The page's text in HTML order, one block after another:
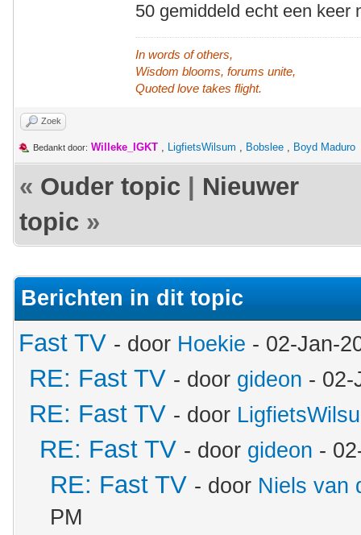
50 gemiddeld echt een keer
In words of others,
Wisdom blooms, forums unite,
Quoted love takes flight.
Zoek
Bedankt door: Willeke_IGKT , LigfietsWilsum , Bobslee , Boyd Maduro
« Ouder topic
Nieuwer
topic »
Berichten in dit topic
Fast TV - door Hoekie - 02-Jan-
RE: Fast TV - door gideon - 02-
RE: Fast TV - door
RE: Fast TV - door gideon -
RE: Fast TV - door Niels van
PM